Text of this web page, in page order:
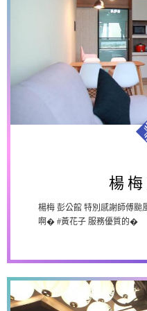
楊
楊
楊梅 彭公館 特別感謝師傅颱
啊� #黃花子 服務優質的�